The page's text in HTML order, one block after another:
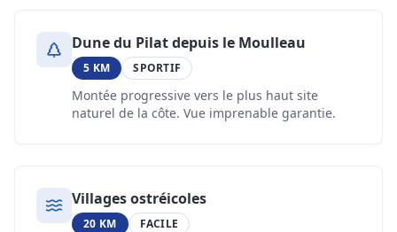
Dune du Pilat depuis le Moulleau
5 KM SPORTIF
Montée progressive vers le plus haut site
naturel de la côte. Vue imprenable garantie.
Villages ostréicoles
20 KM FACILE